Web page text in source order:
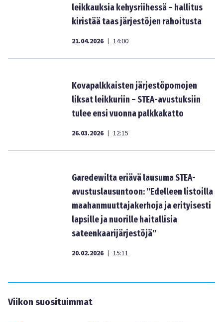
leikkauksia kehysriihessä – hallitus
kiristää taas järjestöjen rahoitusta
21.04.2026 | 14:00
Kovapalkkaisten järjestöpomojen
liksat leikkuriin – STEA-avustuksiin
tulee ensi vuonna palkkakatto
26.03.2026 | 12:15
Garedewilta eriävä lausuma STEA-
avustuslausuntoon: ”Edelleen listoilla
maahanmuuttajakerhoja ja erityisesti
lapsille ja nuorille haitallisia
sateenkaarijärjestöjä”
20.02.2026 | 15:11
Viikon suosituimmat